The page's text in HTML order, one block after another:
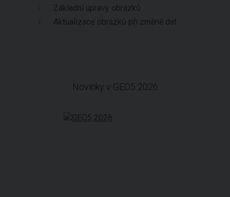
Základní úpravy obrázků
Aktualizace obrázků při změně dat
Novinky v GEO5 2026